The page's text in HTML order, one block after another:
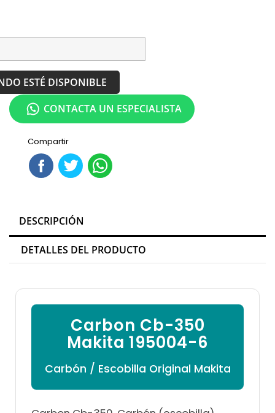
ESTÉ DISPONIBLE
Compartir
CONTACTA UN ESPECIALISTA
DESCRIPCIÓN
DETALLES DEL PRODUCTO
Carbon Cb-350
Makita 195004-6
Carbón / Escobilla Original Makita